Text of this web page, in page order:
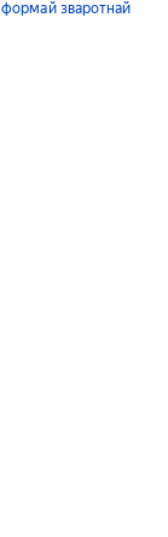
формай зваротнай